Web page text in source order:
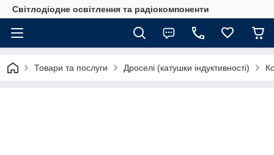
Світлодіодне освітлення та радіокомпоненти
Товари та послуги Дроселі (катушки індуктивності)